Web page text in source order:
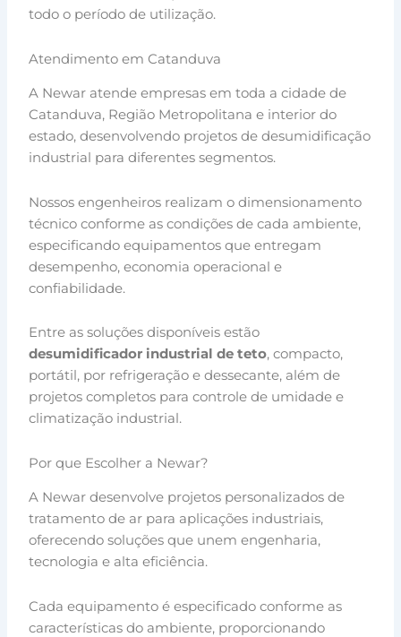
todo o período de utilização.
Atendimento em Catanduva
A Newar atende empresas em toda a cidade de
Catanduva, Região Metropolitana e interior do
estado, desenvolvendo projetos de desumidificação
industrial para diferentes segmentos.
Nossos engenheiros realizam o dimensionamento
técnico conforme as condições de cada ambiente,
especificando equipamentos que entregam
desempenho, economia operacional e
confiabilidade.
Entre as soluções disponíveis estão
desumidificador industrial de teto, compacto,
portátil, por refrigeração e dessecante, além de
projetos completos para controle de umidade e
climatização industrial.
Por que Escolher a Newar?
A Newar desenvolve projetos personalizados de
tratamento de ar para aplicações industriais,
oferecendo soluções que unem engenharia,
tecnologia e alta eficiência.
Cada equipamento é especificado conforme as
características do ambiente, proporcionando